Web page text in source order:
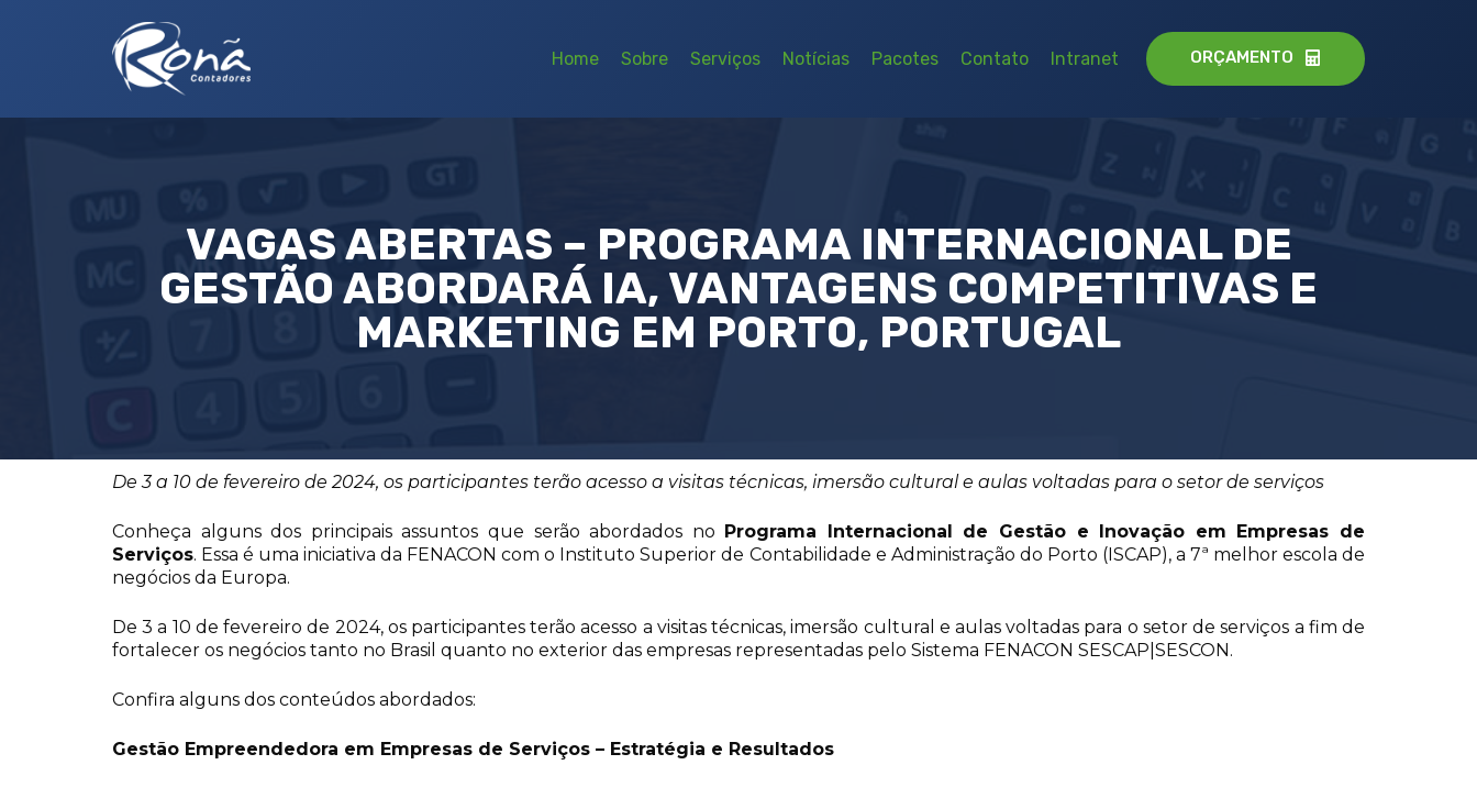
Home Sobre Serviços Notícias Pacotes Contato Intranet ORÇAMENTO
VAGAS ABERTAS – PROGRAMA INTERNACIONAL DE
GESTÃO ABORDARÁ IA, VANTAGENS COMPETITIVAS E
MARKETING EM PORTO, PORTUGAL
De 3 a 10 de fevereiro de 2024, os participantes terão acesso a visitas técnicas, imersão cultural e aulas voltadas para o setor de serviços
Conheça alguns dos principais assuntos que serão abordados no
Programa Internacional de Gestão e Inovação em Empresas de
Serviços. Essa é uma iniciativa da FENACON com o Instituto Superior de Contabilidade e Administração do Porto (ISCAP), a 7ª melhor escola de
negócios da Europa.
De 3 a 10 de fevereiro de 2024, os participantes terão acesso a visitas técnicas, imersão cultural e aulas voltadas para o setor de serviços a fim de
fortalecer os negócios tanto no Brasil quanto no exterior das empresas representadas pelo Sistema FENACON SESCAP|SESCON.
Confira alguns dos conteúdos abordados:
Gestão Empreendedora em Empresas de Serviços – Estratégia e Resultados